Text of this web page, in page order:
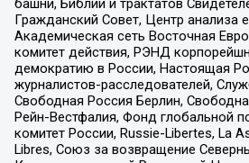
Гражданский Совет, Центр анализа
Академическая сеть Восточная
комитет действия, РЭНД
демократию в России, Настоящая
журналистов-расследователей,
Свободная Россия Берлин,
Рейн-Вестфалия, Фонд глобальной
комитет России, Russie-Libertes, La
Libres, Союз за возвращение